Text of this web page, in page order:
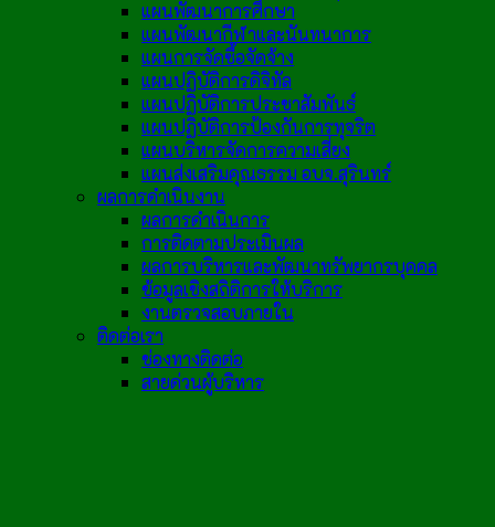
แผนพัฒนาการศึกษา
แผนพัฒนากีฬาและนันทนาการ
แผนการจัดซื้อจัดจ้าง
แผนปฏิบัติการดิจิทัล
แผนปฏิบัติการประชาสัมพันธ์
แผนปฏิบัติการป้องกันการทุจริต
แผนบริหารจัดการความเสี่ยง
แผนส่งเสริมคุณธรรม อบจ.สุรินทร์
ผลการดำเนินงาน
ผลการดำเนินการ
การติดตามประเมินผล
ผลการบริหารและพัฒนาทรัพยากรบุคคล
ข้อมูลเชิงสถิติการให้บริการ
งานตรวจสอบภายใน
ติดต่อเรา
ช่องทางติดต่อ
สายด่วนผู้บริหาร